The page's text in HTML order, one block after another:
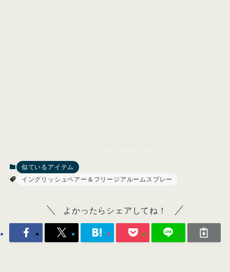
似ているアイテム
イングリッシュペアー＆フリージアルームスプレー
よかったらシェアしてね！